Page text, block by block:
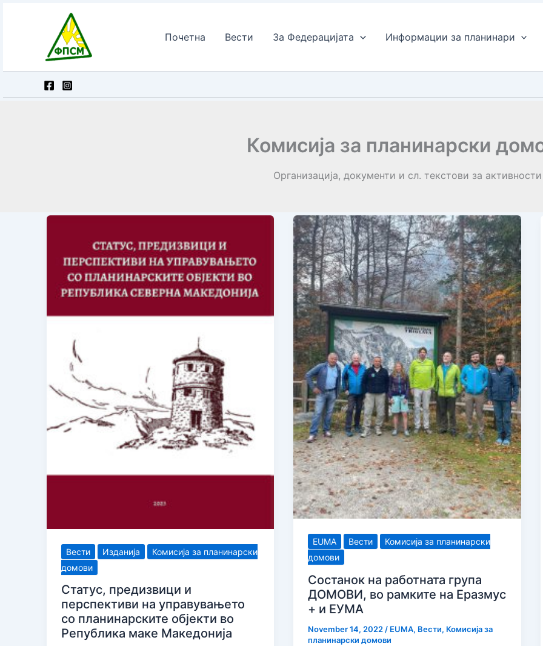
Почетна Вести За Федерацијата Информации за планинари
Комисија за планинарски
Организација, документи и сл. текстови за активности
Вести Изданија
Комисија за планинарски
домови
Статус, предизвици и
перспективи на управувањето
со планинарските објекти во
Република маке Македонија
EUMA Вести
Комисија за планинарски
домови
Состанок на работната група
ДОМОВИ, во рамките на Еразмус
+ и ЕУМА
November 14, 2022/ EUMA, Вести, Комисија за
планинарски домови